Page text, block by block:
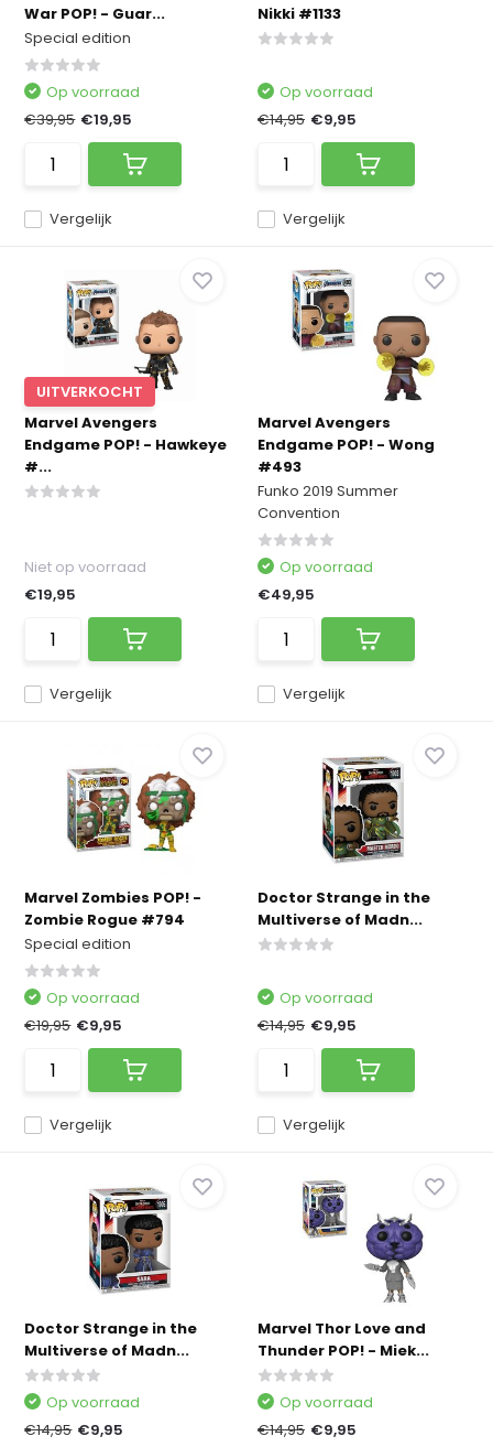
War POP! - Guar...
Special edition
Vergelijk
Op voorraad
€39,95 €19,95
Nikki #1133
Vergelijk
Op voorraad
€14,95 €9,95
UITVERKOCHT
Marvel Avengers
Endgame POP! - Hawkeye
#...
Vergelijk
Niet op voorraad
€19,95
Marvel Avengers
Endgame POP! - Wong
#493
Funko 2019 Summer
Convention
Vergelijk
Op voorraad
€49,95
Marvel Zombies POP! -
Zombie Rogue #794
Special edition
Vergelijk
Op voorraad
€19,95 €9,95
Doctor Strange in the
Multiverse of Madn...
Vergelijk
Op voorraad
€14,95 €9,95
Doctor Strange in the
Multiverse of Madn...
Op voorraad
€14,95 €9,95
Marvel Thor Love and
Thunder POP! - Miek...
Op voorraad
€14,95 €9,95